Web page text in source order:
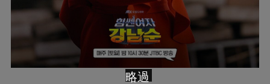
略過